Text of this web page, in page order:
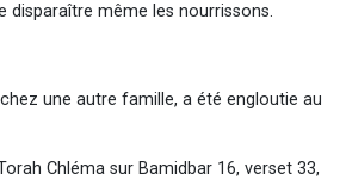
disparaître même les nourrissons.
une autre famille, a été engloutie au
Chléma sur Bamidbar 16, verset 33,